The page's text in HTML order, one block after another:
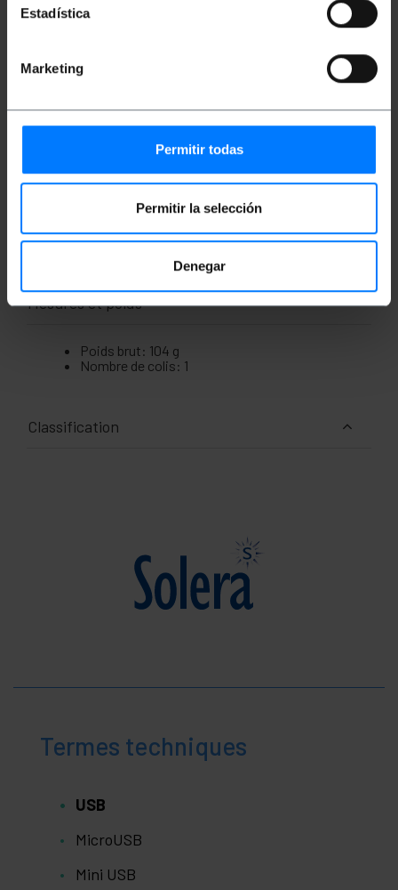
Estadística
Marketing
Permitir todas
Permitir la selección
Denegar
facilement les appareils électroniques. Cette base
bipolaire avec USB est une solution parfaite pour
électroniques.Fabriqué par Solera sous la référence
Caractéristiques
Connexion USB
Couleur blanche.
USB 2.1A 5V.
Idéal pour un usage domestique.
Technologie avancée
Mesures et poids
Poids brut: 104 g
Nombre de colis: 1
Classification
Termes techniques
USB
MicroUSB
Mini USB